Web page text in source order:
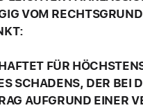
VOM
FÜR
SCHADENS, DER BEI
AUFGRUND EINER